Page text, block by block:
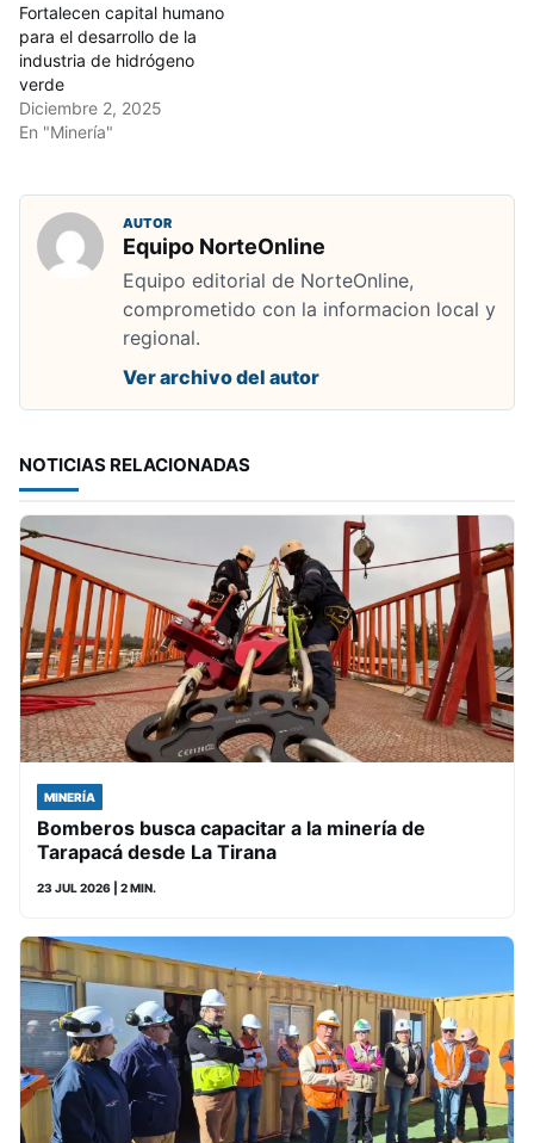
Fortalecen capital humano
para el desarrollo de la
industria de hidrógeno
verde
Diciembre 2, 2025
En "Minería"
AUTOR
Equipo NorteOnline
Equipo editorial de NorteOnline,
comprometido con la informacion local y
regional.
Ver archivo del autor
NOTICIAS RELACIONADAS
MINERÍA
Bomberos busca capacitar a la minería de
Tarapacá desde La Tirana
23 JUL 2026 | 2 MIN.